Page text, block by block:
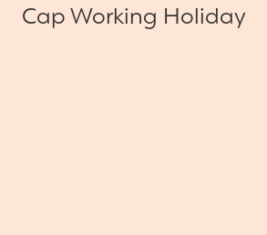
Cap Working Holiday